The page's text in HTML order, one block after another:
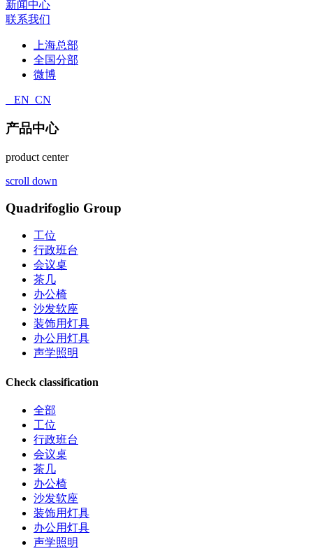
新闻中心
联系我们
上海总部
全国分部
微博
EN CN
产品中心
product center
scroll down
Quadrifoglio Group
工位
行政班台
会议桌
茶几
办公椅
沙发软座
装饰用灯具
办公用灯具
声学照明
Check classification
全部
工位
行政班台
会议桌
茶几
办公椅
沙发软座
装饰用灯具
办公用灯具
声学照明